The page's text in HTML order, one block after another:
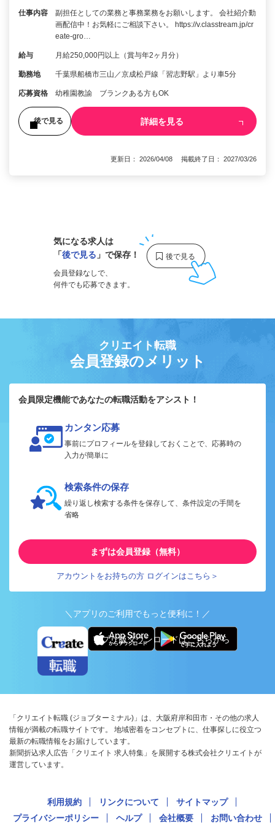
仕事内容
副担任としての業務と事務業務をお願いします。 会社紹介動
画配信中！お気軽にご相談下さい。 https://v.classtream.jp/cr
eate-gro…
給与 月給250,000円以上（賞与年2ヶ月分）
勤務地 千葉県船橋市三山／京成松戸線「習志野駅」より車5分
応募資格 幼稚園教諭 ブランクある方もOK
後で見る 詳細を見る
更新日： 2026/04/08 掲載終了日： 2027/03/26
気になる求人は
「後で見る 」で保存！
会員登録なしで、
何件でも応募できます。
クリエイト転職
会員登録のメリット
会員限定機能であなたの転職活動をアシスト！
カンタン応募
事前にプロフィールを登録しておくことで、応募時の
入力が簡単に
検索条件の保存
繰り返し検索する条件を保存して、条件設定の手間を
省略
まずは会員登録（無料）
アカウントをお持ちの方 ログインはこちら＞
＼アプリのご利用でもっと便利に！／
アプリ版ダウンロードはこちらから
「クリエイト転職 (ジョブターミナル)」は、大阪府岸和田市・その他の求人
情報が満載の転職サイトです。 地域密着をコンセプトに、仕事探しに役立つ
最新の転職情報をお届けしています。
新聞折込求人広告「クリエイト 求人特集」を展開する株式会社クリエイトが
運営しています。
利用規約 リンクについて
サイトマップ
プライバシーポリシー
ヘルプ 会社概要
お問い合わせ